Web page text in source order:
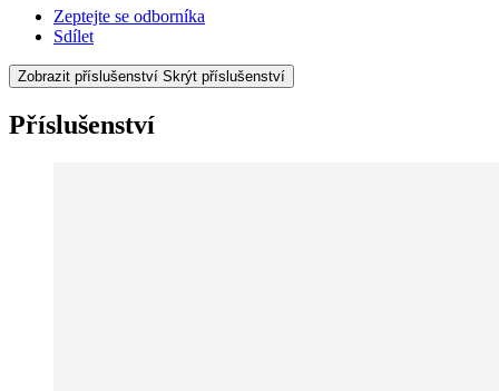
Zeptejte se odborníka
Sdílet
Zobrazit příslušenství Skrýt příslušenství
Příslušenství